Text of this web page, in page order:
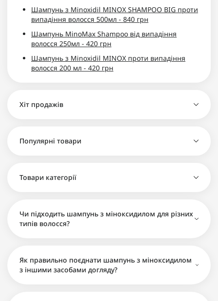
Шампунь з Minoxidil MINOX SHAMPOO BIG проти
випадіння волосся 500мл - 840 грн
Шампунь MinoMax Shampoo від випадіння
волосся 250мл - 420 грн
Шампунь з Minoxidil MINOX проти випадіння
волосся 200 мл - 420 грн
Хіт продажів
Шампунь з Minoxidil MINOX проти випадіння
волосся 200 мл - 420 грн
випадіння волосся 500мл - 840 грн
Популярні товари
Шампунь з Minoxidil MINOX проти випадіння
Шампунь з Minoxidil MINOX SHAMPOO BIG проти
випадіння волосся 500мл - 840 грн
Товари категорії
Чи підходить шампунь з міноксидилом для різних
типів волосся?
Як правильно поєднати шампунь з міноксидилом
з іншими засобами догляду?